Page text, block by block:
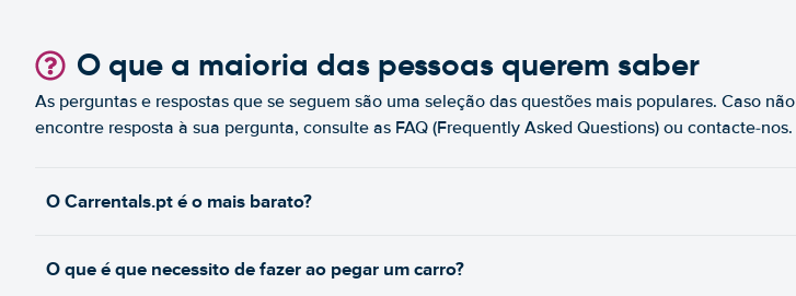
O que a maioria das pessoas querem saber
As perguntas e respostas que se seguem são uma seleção das questões mais populares. Caso não
encontre resposta à sua pergunta, consulte as FAQ (Frequently Asked Questions) ou contacte-nos.
O Carrentals.pt é o mais barato?
O que é que necessito de fazer ao pegar um carro?